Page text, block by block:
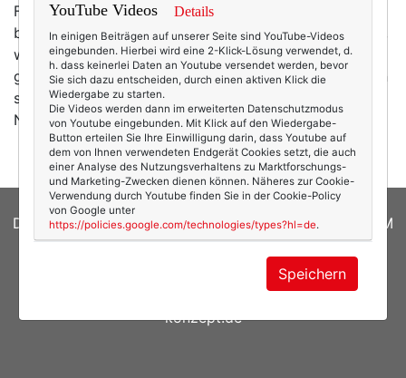
Foto aufgenommen wurde. Und so erzählen
bildhübsche Frauen auf wunderschönen Bildern davon,
wie schlecht es ihnen in diesem Moment in Wahrheit
ging, wie sehr sie geweint, gelitten, welche Schmerzen
sie ertragen hätten. Für mehr Realität auf Instagram!
Nun ist es ja durchaus ein hehres Ziel,… mehr
DATENSCHUTZERKLÄRUNG|COOKIES|IMPRESSUM
| Susanne Ackstaller
Sibylle Zimmermann, hz-
konzept.de
YouTube Videos Details
In einigen Beiträgen auf unserer Seite sind YouTube-Videos
eingebunden. Hierbei wird eine 2-Klick-Lösung verwendet, d.
h. dass keinerlei Daten an Youtube versendet werden, bevor
Sie sich dazu entscheiden, durch einen aktiven Klick die
Wiedergabe zu starten.
Die Videos werden dann im erweiterten Datenschutzmodus
von Youtube eingebunden. Mit Klick auf den Wiedergabe-
Button erteilen Sie Ihre Einwilligung darin, dass Youtube auf
dem von Ihnen verwendeten Endgerät Cookies setzt, die auch
einer Analyse des Nutzungsverhaltens zu Marktforschungs-
und Marketing-Zwecken dienen können. Näheres zur Cookie-
Verwendung durch Youtube finden Sie in der Cookie-Policy
von Google unter
https://policies.google.com/technologies/types?hl=de.
Speichern